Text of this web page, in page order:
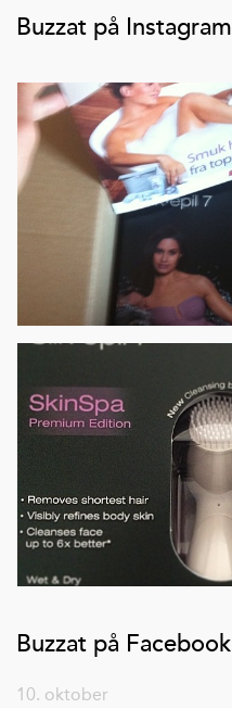
Buzzat på Instagram
Buzzat på Facebook
10. oktober